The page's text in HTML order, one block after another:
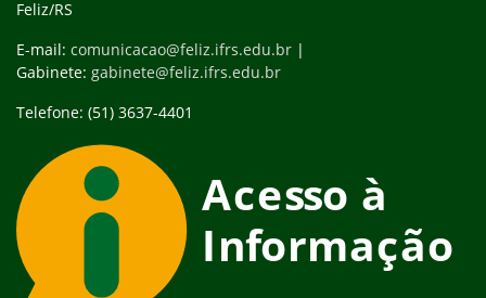
Feliz/RS
E-mail: comunicacao@feliz.ifrs.edu.br |
Gabinete: gabinete@feliz.ifrs.edu.br
Telefone: (51) 3637-4401